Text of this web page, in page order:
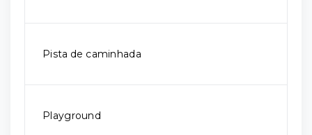
Pista de caminhada
Playground